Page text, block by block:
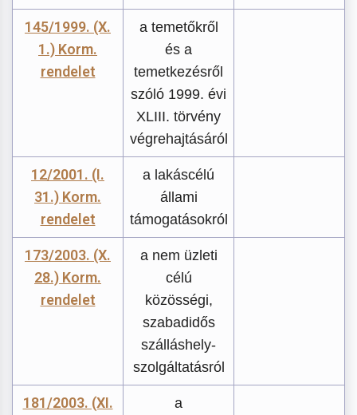
145/1999. (X.
1.) Korm.
rendelet
a temetőkről
és a
temetkezésről
szóló 1999. évi
XLIII. törvény
végrehajtásáról
12/2001. (I.
31.) Korm.
rendelet
a lakáscélú
állami
támogatásokról
173/2003. (X.
28.) Korm.
rendelet
a nem üzleti
célú
közösségi,
szabadidős
szálláshely-
szolgáltatásról
181/2003. (XI.
a